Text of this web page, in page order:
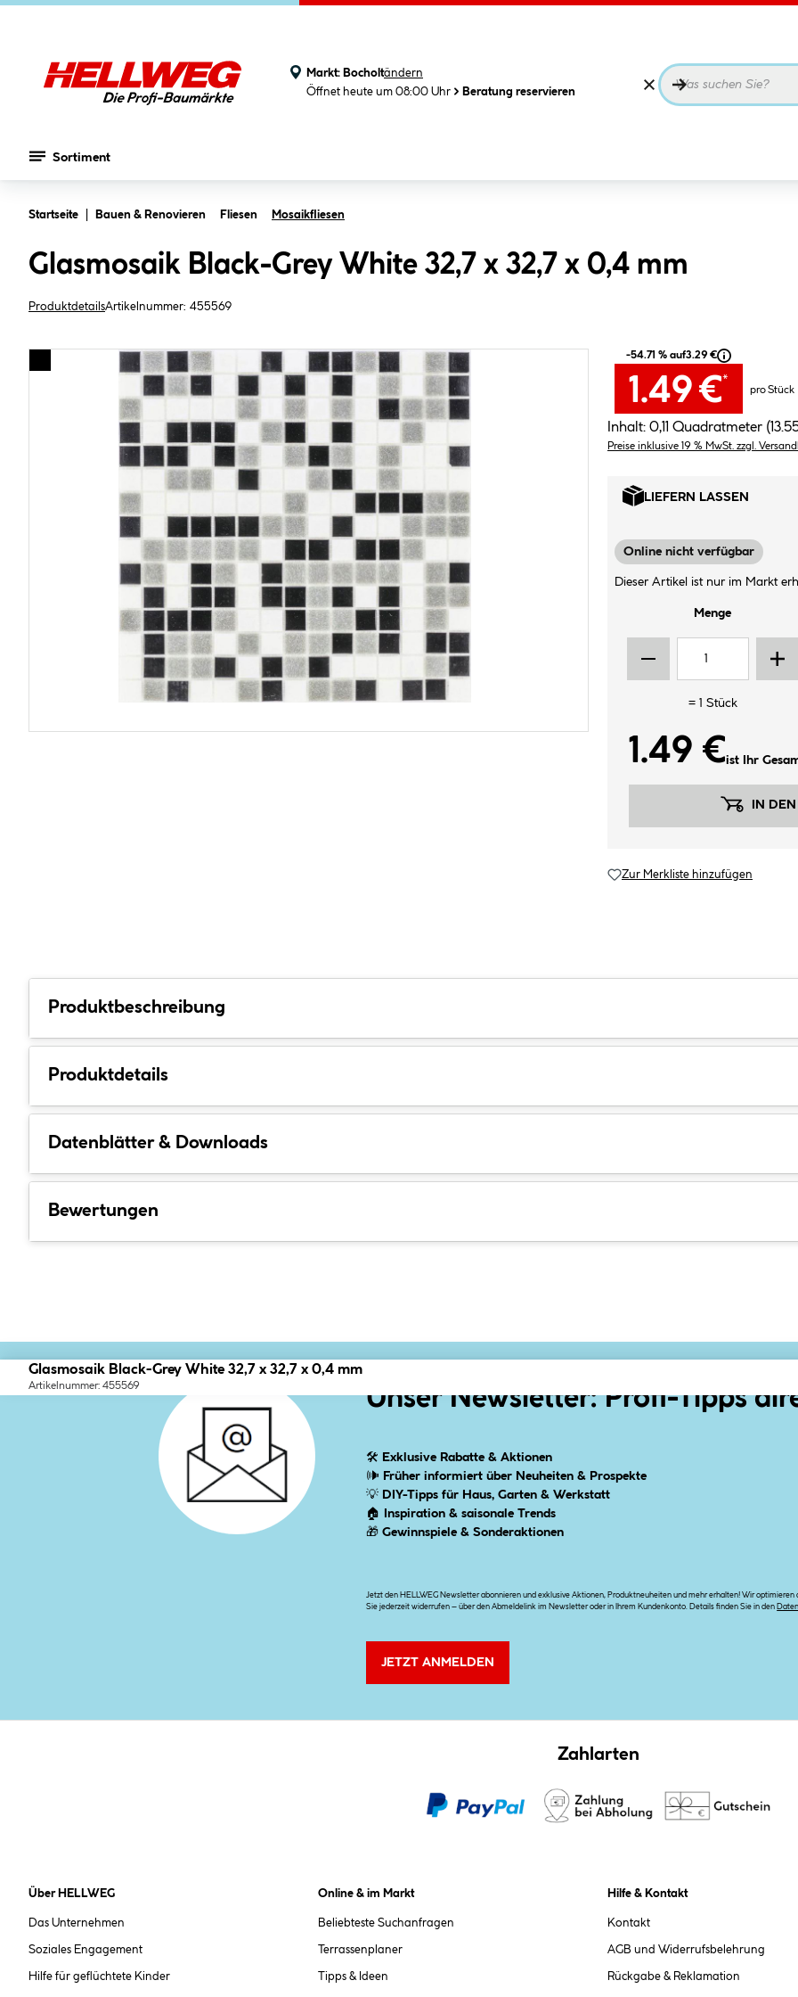
Markt: Bocholtändern
Öffnet heute um 08:00 Uhr
Beratung reservieren
Sortiment
Startseite Bauen & Renovieren Fliesen Mosaikfliesen
Glasmosaik Black-Grey White 32,7 x 32,7 x 0,4 mm
ProduktdetailsArtikelnummer: 455569
Bildergalerie überspringen -54.71 % auf3.29 €
1.49 €*
pro Stück
Inhalt: 0,11 Quadratmeter
Preise inklusive 19 % MwSt. zzgl.
LIEFERN LASSEN
Online nicht verfügbar
Dieser Artikel ist nur im Markt
Menge
= 1 Stück
1.49 €ist Ihr
IN
Zur Merkliste hinzufügen
Produktbeschreibung
Produktdetails
Datenblätter & Downloads
Bewertungen
Glasmosaik Black-Grey White 32,7 x 32,7 x 0,4 mm
Artikelnummer: 455569 Unser Newsletter: Profi-Tipps
🛠 Exklusive Rabatte & Aktionen
🕪 Früher informiert über Neuheiten & Prospekte
💡 DIY-Tipps für Haus, Garten & Werkstatt
🏠
Inspiration & saisonale Trends
🎁Gewinnspiele & Sonderaktionen
Jetzt den HELLWEG Newsletter abonnieren und exklusive Aktionen, Produktneuheiten und mehr erhalten! Wir
Sie jederzeit widerrufen – über den Abmeldelink im Newsletter oder in Ihrem Kundenkonto. Details finden Sie in den
JETZT ANMELDEN
Zahlarten
Über HELLWEG
Das Unternehmen
Soziales Engagement
Hilfe für geflüchtete Kinder
Online & im Markt
Beliebteste Suchanfragen
Terrassenplaner
Tipps & Ideen
Hilfe & Kontakt
Kontakt
AGB und Widerrufsbelehrung
Rückgabe & Reklamation